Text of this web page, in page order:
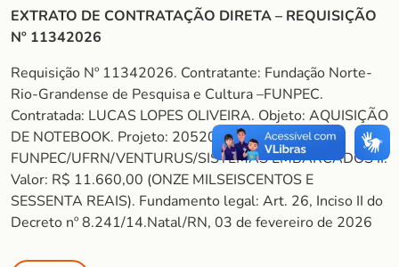
EXTRATO DE CONTRATAÇÃO DIRETA – REQUISIÇÃO
Nº 11342026
Requisição Nº 11342026. Contratante: Fundação Norte-
Rio-Grandense de Pesquisa e Cultura –FUNPEC.
Contratada: LUCAS LOPES OLIVEIRA. Objeto: AQUISIÇÃO
DE NOTEBOOK. Projeto: 2052025 –
FUNPEC/UFRN/VENTURUS/SISTEMAS EMBARCADOS II.
Valor: R$ 11.660,00 (ONZE MILSEISCENTOS E
SESSENTA REAIS). Fundamento legal: Art. 26, Inciso II do
Decreto nº 8.241/14.Natal/RN, 03 de fevereiro de 2026